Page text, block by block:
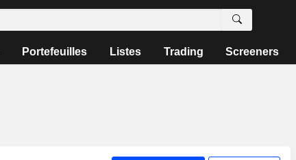
Portefeuilles Listes Trading Screeners